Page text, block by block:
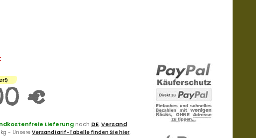
€
Lieferung nach DE.Versand
- UnsereVersandtarif-Tabelle finden Sie hier.